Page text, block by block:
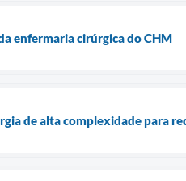
enfermaria cirúrgica do CHM
de alta complexidade para